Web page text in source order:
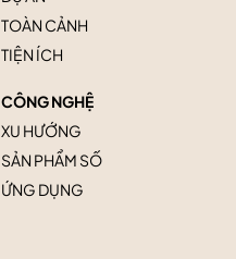
TOÀN CẢNH
TIỆN ÍCH
CÔNG NGHỆ
XU HƯỚNG
SẢN PHẨM SỐ
ỨNG DỤNG